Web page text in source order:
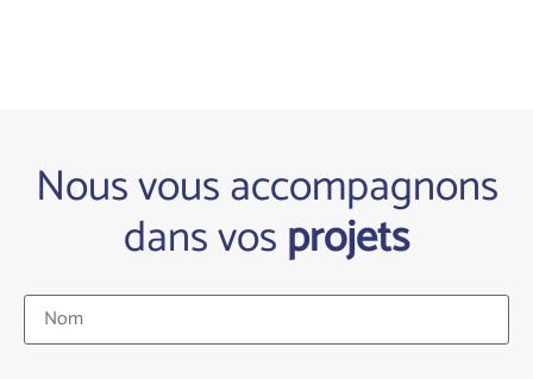
Nous vous accompagnons
dans vosprojets